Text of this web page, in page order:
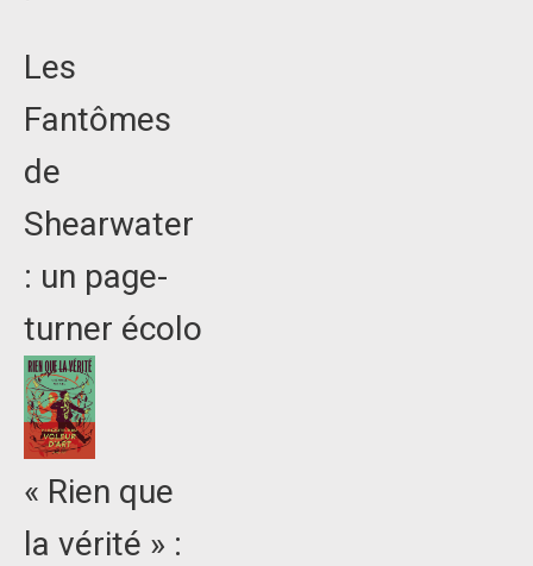
Les
Fantômes
de
Shearwater
: un page-
turner écolo
« Rien que
la vérité » :